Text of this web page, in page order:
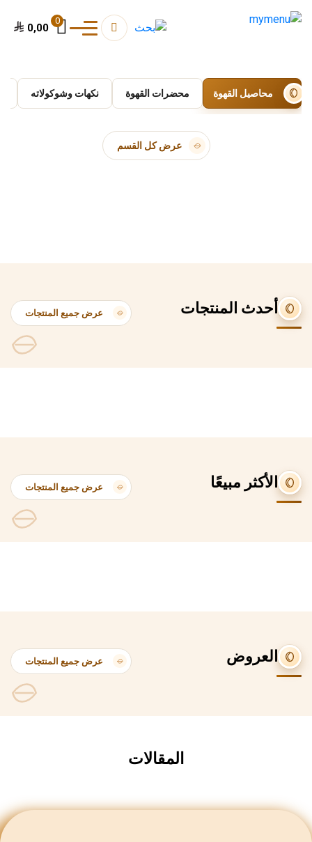
0,00
0
محاصيل القهوة محضرات القهوة نكهات وشوكولاته
عرض كل القسم
أحدث المنتجات عرض جميع المنتجات
الأكثر مبيعًا عرض جميع المنتجات
العروض عرض جميع المنتجات
المقالات